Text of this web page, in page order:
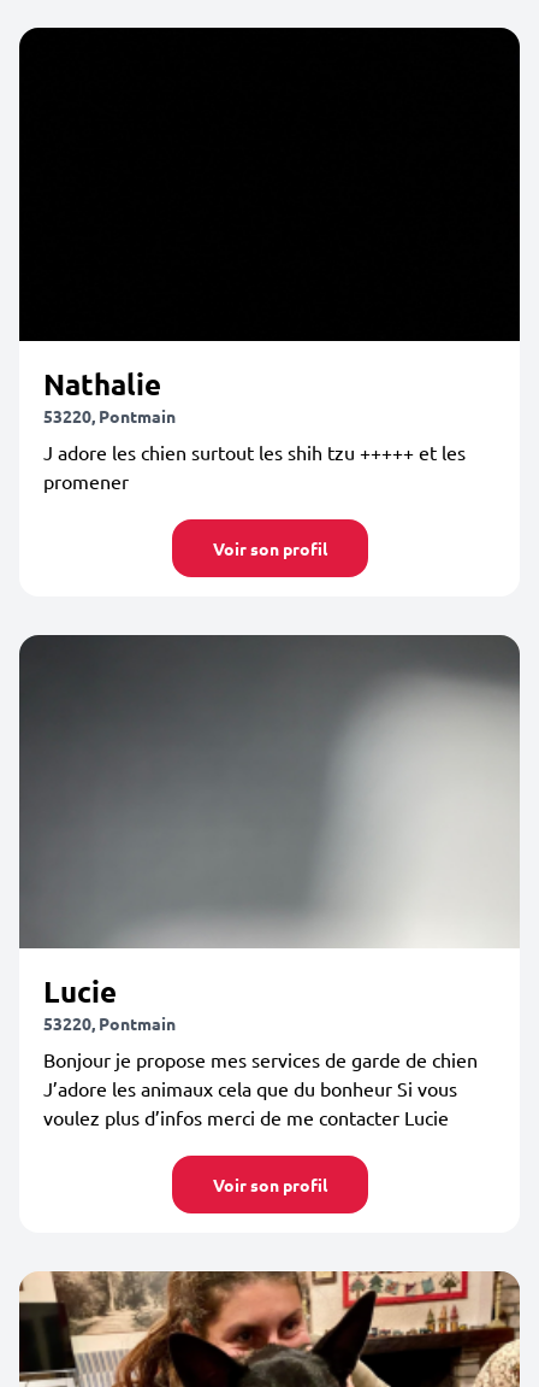
Nathalie
53220, Pontmain
J adore les chien surtout les shih tzu +++++ et les
promener
Voir son profil
Lucie
53220, Pontmain
Bonjour je propose mes services de garde de chien
J’adore les animaux cela que du bonheur Si vous
voulez plus d’infos merci de me contacter Lucie
Voir son profil